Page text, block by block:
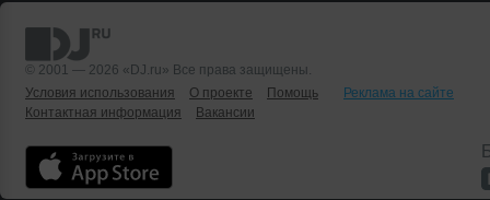
© 2001 — 2026 «DJ.ru» Все права защищены.
Условия использования
О проекте Помощь
Реклама на сайте
Контактная информация
Вакансии